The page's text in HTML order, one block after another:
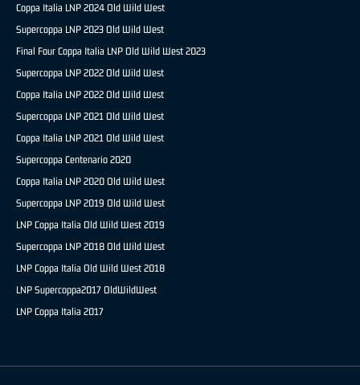
Coppa Italia LNP 2024 Old Wild West
Supercoppa LNP 2023 Old Wild West
Final Four Coppa Italia LNP Old Wild West 2023
Supercoppa LNP 2022 Old Wild West
Coppa Italia LNP 2022 Old Wild West
Supercoppa LNP 2021 Old Wild West
Coppa Italia LNP 2021 Old Wild West
Supercoppa Centenario 2020
Coppa Italia LNP 2020 Old Wild West
Supercoppa LNP 2019 Old Wild West
LNP Coppa Italia Old Wild West 2019
Supercoppa LNP 2018 Old Wild West
LNP Coppa Italia Old Wild West 2018
LNP Supercoppa2017 OldWildWest
LNP Coppa Italia 2017